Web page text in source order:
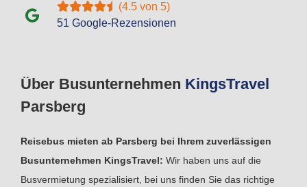
Über Busunternehmen KingsTravel
Parsberg
Reisebus mieten ab Parsberg bei Ihrem zuverlässigen
Busunternehmen KingsTravel: Wir haben uns auf die
Busvermietung spezialisiert, bei uns finden Sie das richtige
(4.5 von 5)
51 Google-Rezensionen